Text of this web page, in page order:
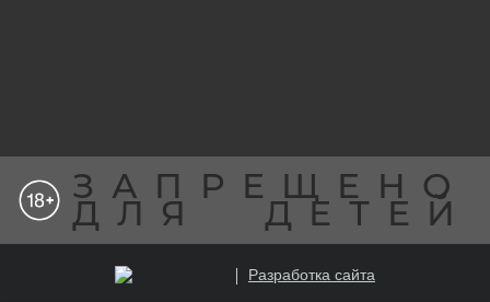
ЗАПРЕЩЕНО
ДЛЯ ДЕТЕЙ
Разработка сайта